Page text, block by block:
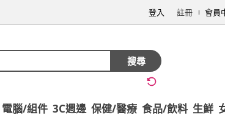
登入 註冊 會員
搜尋
電腦/組件 3C週邊 保健/醫療 食品/飲料 生鮮